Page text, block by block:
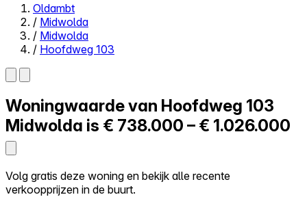
Close menu
Zelf kopen
Alles-in-één
Reviews
Log in
Probeer Walter gratis
Oldambt
/ Midwolda
/ Midwolda
/ Hoofdweg 103
Woningwaarde van Hoofdweg 103
Midwolda is € 738.000 – € 1.026.000
Volg gratis deze woning en bekijk alle recente
verkoopprijzen in de buurt.